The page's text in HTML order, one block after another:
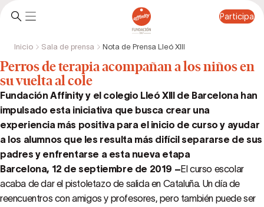
Participa
Inicio Sala de prensa Nota de Prensa Lleó XIII
Perros de terapia acompañan a los niños en
su vuelta al cole
Fundación Affinity y el colegio Lleó XIII de Barcelona han
impulsado esta iniciativa que busca crear una
experiencia más positiva para el inicio de curso y ayudar
a los alumnos que les resulta más difícil separarse de sus
padres y enfrentarse a esta nueva etapa
Barcelona, 12 de septiembre de 2019 –El curso escolar
acaba de dar el pistoletazo de salida en Cataluña. Un día de
reencuentros con amigos y profesores, pero también puede ser